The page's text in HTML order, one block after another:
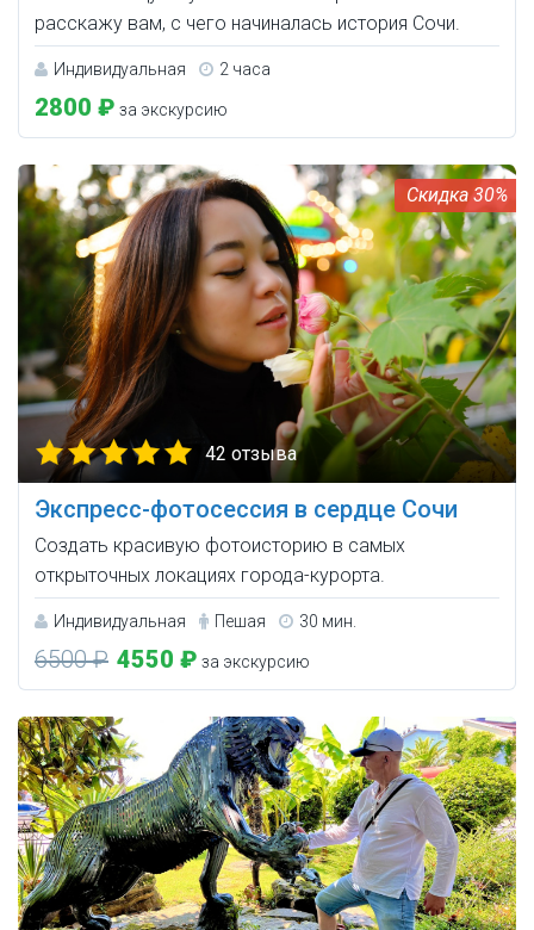
расскажу вам, с чего начиналась история Сочи.
Индивидуальная 2 часа
2800 ₽ за экскурсию
30%
42 отзыва
Экспресс-фотосессия в сердце Сочи
Создать красивую фотоисторию в самых
открыточных локациях города-курорта.
Индивидуальная Пешая 30 мин.
6500 ₽ 4550 ₽ за экскурсию